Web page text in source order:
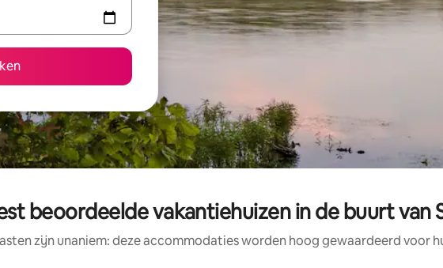
beoordeelde vakantiehuizen in de buurt van
zijn unaniem: deze accommodaties worden hoog gewaardeerd voor